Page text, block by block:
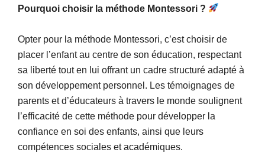
Pourquoi choisir la méthode Montessori ?
Opter pour la méthode Montessori, c’est choisir de
placer l’enfant au centre de son éducation, respectant
sa liberté tout en lui offrant un cadre structuré adapté à
son développement personnel. Les témoignages de
parents et d’éducateurs à travers le monde soulignent
l’efficacité de cette méthode pour développer la
confiance en soi des enfants, ainsi que leurs
compétences sociales et académiques.